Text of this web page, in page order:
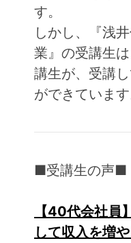
す。
しかし、『浅
業』の受講生
講生が、受講
ができています
■受講生の声■
【40代会社員
して収入を増